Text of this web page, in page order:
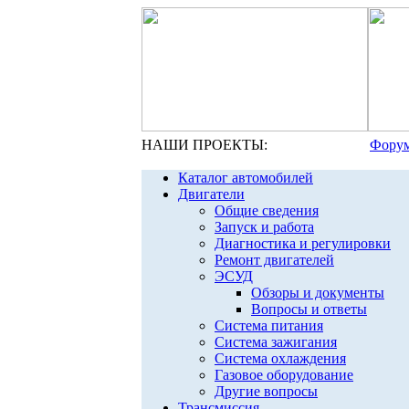
НАШИ ПРОЕКТЫ:
Каталог автомобилей
Двигатели
Общие сведения
Запуск и работа
Диагностика и регулировки
Ремонт двигателей
ЭСУД
Обзоры и документы
Вопросы и ответы
Система питания
Система зажигания
Система охлаждения
Газовое оборудование
Другие вопросы